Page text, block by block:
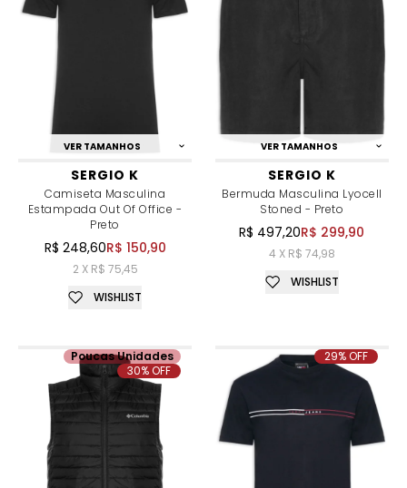
VER TAMANHOS
SERGIO K
Camiseta Masculina
Estampada Out Of Office -
Preto
R$ 248,60R$ 150,90
2 X R$ 75,45
WISHLIST
VER TAMANHOS
SERGIO K
Bermuda Masculina Lyocell
Stoned - Preto
R$ 497,20R$ 299,90
4 X R$ 74,98
WISHLIST
Poucas Unidades
30% OFF
29% OFF